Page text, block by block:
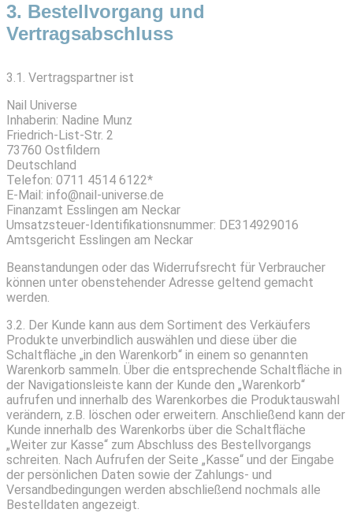
3. Bestellvorgang und
Vertragsabschluss
3.1. Vertragspartner ist
Nail Universe
Inhaberin: Nadine Munz
Friedrich-List-Str. 2
73760 Ostfildern
Deutschland
Telefon: 0711 4514 6122*
E-Mail: info@nail-universe.de
Finanzamt Esslingen am Neckar
Umsatzsteuer-Identifikationsnummer: DE314929016
Amtsgericht Esslingen am Neckar
Beanstandungen oder das Widerrufsrecht für Verbraucher
können unter obenstehender Adresse geltend gemacht
werden.
3.2. Der Kunde kann aus dem Sortiment des Verkäufers
Produkte unverbindlich auswählen und diese über die
Schaltfläche „in den Warenkorb“ in einem so genannten
Warenkorb sammeln. Über die entsprechende Schaltfläche in
der Navigationsleiste kann der Kunde den „Warenkorb“
aufrufen und innerhalb des Warenkorbes die Produktauswahl
verändern, z.B. löschen oder erweitern. Anschließend kann der
Kunde innerhalb des Warenkorbs über die Schaltfläche
„Weiter zur Kasse“ zum Abschluss des Bestellvorgangs
schreiten. Nach Aufrufen der Seite „Kasse“ und der Eingabe
der persönlichen Daten sowie der Zahlungs- und
Versandbedingungen werden abschließend nochmals alle
Bestelldaten angezeigt.